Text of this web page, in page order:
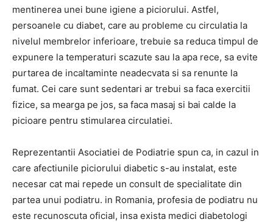
mentinerea unei bune igiene a piciorului. Astfel,
persoanele cu diabet, care au probleme cu circulatia la
nivelul membrelor inferioare, trebuie sa reduca timpul de
expunere la temperaturi scazute sau la apa rece, sa evite
purtarea de incaltaminte neadecvata si sa renunte la
fumat. Cei care sunt sedentari ar trebui sa faca exercitii
fizice, sa mearga pe jos, sa faca masaj si bai calde la
picioare pentru stimularea circulatiei.
Reprezentantii Asociatiei de Podiatrie spun ca, in cazul in
care afectiunile piciorului diabetic s-au instalat, este
necesar cat mai repede un consult de specialitate din
partea unui podiatru. in Romania, profesia de podiatru nu
este recunoscuta oficial, insa exista medici diabetologi